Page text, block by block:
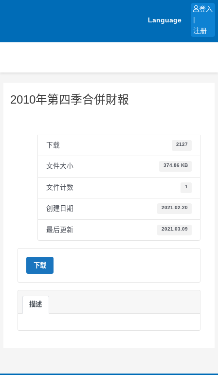
Language
登入
注册
2010年第四季合併財報
下载 2127
文件大小 374.86 KB
文件计数 1
创建日期 2021.02.20
最后更新 2021.03.09
下载
描述